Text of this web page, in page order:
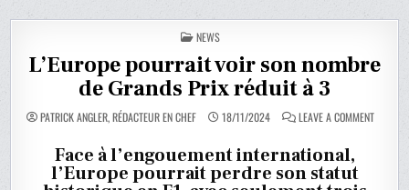
POSTED
IN
NEWS
L’Europe pourrait voir son nombre
de Grands Prix réduit à 3
PATRICK ANGLER, RÉDACTEUR EN CHEF 18/11/2024 LEAVE A COMMENTON
Face à l’engouement international,
l’Europe pourrait perdre son statut